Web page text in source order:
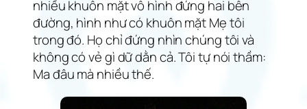
nhiều khuôn mặt vô hình đứng hai bên
đường, hình như có khuôn mặt Mẹ tôi
trong đó. Họ chỉ đứng nhìn chúng tôi và
không có vẻ gì dữ dằn cả. Tôi tự nói thầm:
Ma đâu mà nhiều thế.